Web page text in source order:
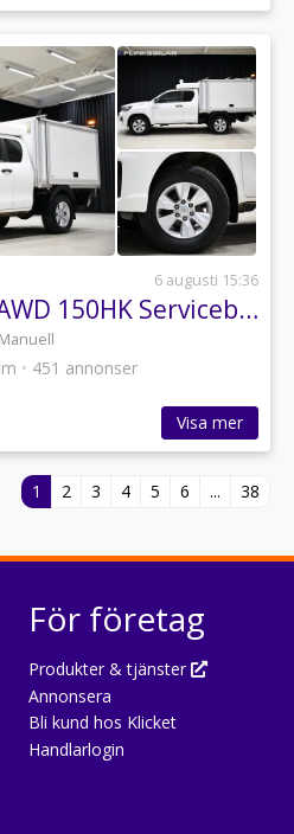
6 augusti 15:36
Toyota Hilux 2.4 AWD 150HK Servicebil|Kåpa|Inredd|MktUtrustning|Moms
Manuell
• 451 annonser
Visa mer
1 2 3 4 5 6 ... 38
För företag
Produkter & tjänster
Annonsera
Bli kund hos Klicket
Handlarlogin